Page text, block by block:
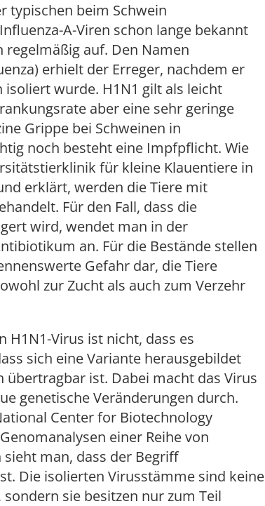
typischen beim Schwein
A-Viren schon lange bekannt
auf. Den Namen
erhielt der Erreger, nachdem er
isoliert wurde. H1N1 gilt als leicht
aber eine sehr geringe
Grippe bei Schweinen in
noch besteht eine Impfpflicht. Wie
für kleine Klauentiere in
erklärt, werden die Tiere mit
Für den Fall, dass die
wird, wendet man in der
an. Für die Bestände stellen
Gefahr dar, die Tiere
zur Zucht als auch zum Verzehr
H1N1-Virus ist nicht, dass es
sich eine Variante herausgebildet
übertragbar ist. Dabei macht das Virus
genetische Veränderungen durch.
Center for Biotechnology
einer Reihe von
man, dass der Begriff
Die isolierten Virusstämme sind keine
sie besitzen nur zum Teil